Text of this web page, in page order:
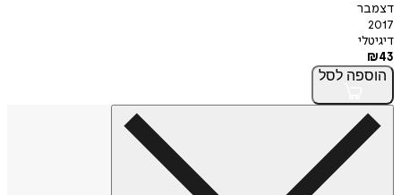
דצמבר
2017
דיגיטלי
₪43
הוספה לסל